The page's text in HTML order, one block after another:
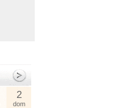
2
dom